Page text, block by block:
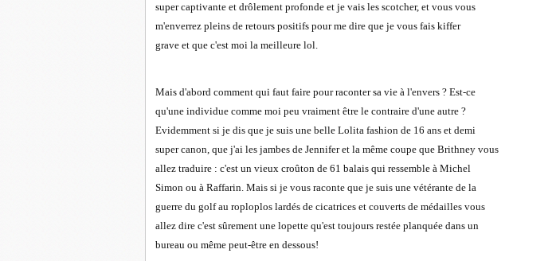
super captivante et drôlement profonde et je vais les scotcher, et vous vous
m'enverrez pleins de retours positifs pour me dire que je vous fais kiffer
grave et que c'est moi la meilleure lol.
Mais d'abord comment qui faut faire pour raconter sa vie à l'envers ? Est-ce
qu'une individue comme moi peu vraiment être le contraire d'une autre ?
Evidemment si je dis que je suis une belle Lolita fashion de 16 ans et demi
super canon, que j'ai les jambes de Jennifer et la même coupe que Brithney vous
allez traduire : c'est un vieux croûton de 61 balais qui ressemble à Michel
Simon ou à Raffarin. Mais si je vous raconte que je suis une vétérante de la
guerre du golf au roploplos lardés de cicatrices et couverts de médailles vous
allez dire c'est sûrement une lopette qu'est toujours restée planquée dans un
bureau ou même peut-être en dessous!